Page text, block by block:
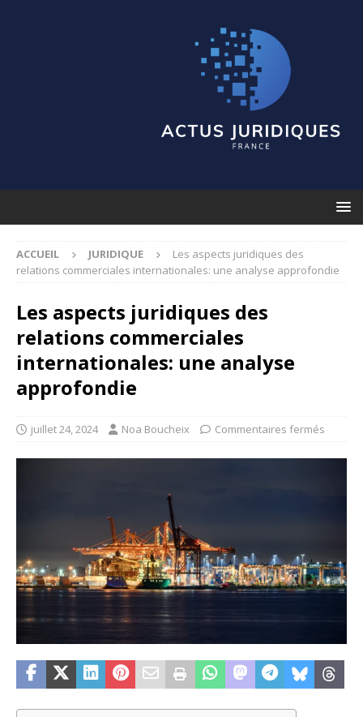
ACCUEIL JURIDIQUE
Les aspects juridiques des
relations commerciales internationales: une analyse approfondie
Les aspects juridiques des
relations commerciales
internationales: une analyse
approfondie
juillet 24, 2024 Noa Boucheix Commentaires fermés